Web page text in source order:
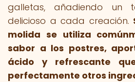
galletas, añadiendo un
delicioso a cada creación.
molida se utiliza
sabor a los postres,
ácido y refrescante
perfectamente otros